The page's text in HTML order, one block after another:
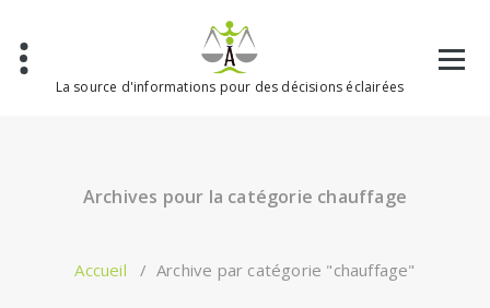
contenu
La source d'informations pour des décisions éclairées
Archives pour la catégorie chauffage
Accueil / Archive par catégorie "chauffage"